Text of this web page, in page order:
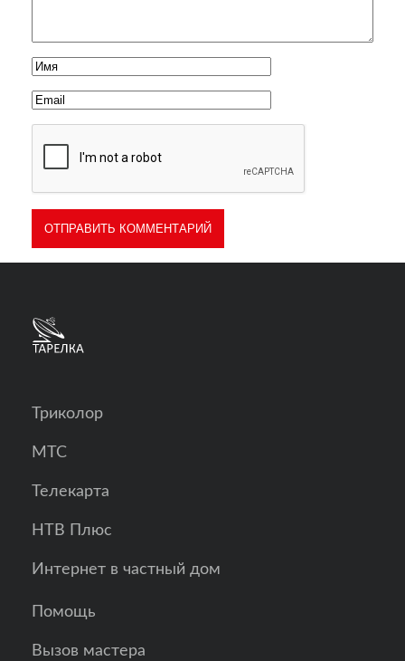
Триколор
МТС
Телекарта
НТВ Плюс
Интернет в частный дом
Помощь
Вызов мастера